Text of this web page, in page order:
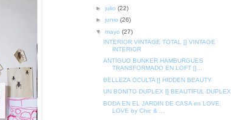
► julio (22)
► junio (26)
▼ mayo (27)
INTERIOR VINTAGE TOTAL [] VINTAGE
INTERIOR
ANTIGUO BUNKER HAMBURGUES
TRANSFORMADO EN LOFT []...
BELLEZA OCULTA [] HIDDEN BEAUTY
UN BONITO DUPLEX [] BEAUTIFUL DUPLEX
BODA EN EL JARDIN DE CASA en LOVE,
LOVE by Chic & ...